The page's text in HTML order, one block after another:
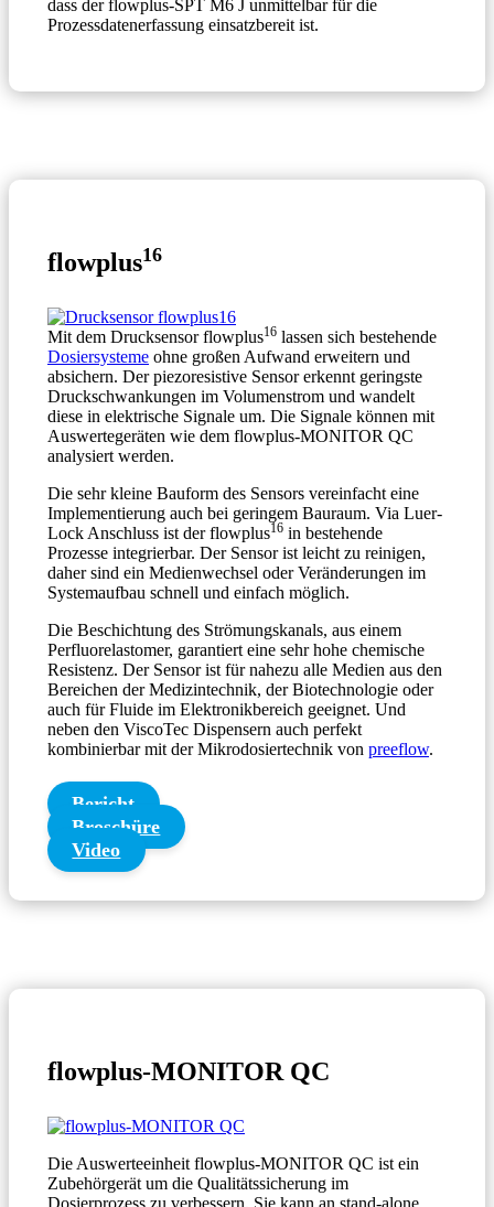
dass der flowplus-SPT M6 J unmittelbar für die
Prozessdatenerfassung einsatzbereit ist.
flowplus16
Mit dem Drucksensor flowplus16 lassen sich bestehende
Dosiersysteme ohne großen Aufwand erweitern und
absichern. Der piezoresistive Sensor erkennt geringste
Druckschwankungen im Volumenstrom und wandelt
diese in elektrische Signale um. Die Signale können mit
Auswertegeräten wie dem flowplus-MONITOR QC
analysiert werden.
Die sehr kleine Bauform des Sensors vereinfacht eine
Implementierung auch bei geringem Bauraum. Via Luer-
Lock Anschluss ist der flowplus16 in bestehende
Prozesse integrierbar. Der Sensor ist leicht zu reinigen,
daher sind ein Medienwechsel oder Veränderungen im
Systemaufbau schnell und einfach möglich.
Die Beschichtung des Strömungskanals, aus einem
Perfluorelastomer, garantiert eine sehr hohe chemische
Resistenz. Der Sensor ist für nahezu alle Medien aus den
Bereichen der Medizintechnik, der Biotechnologie oder
auch für Fluide im Elektronikbereich geeignet. Und
neben den ViscoTec Dispensern auch perfekt
kombinierbar mit der Mikrodosiertechnik von preeflow.
Bericht
Broschüre
Video
flowplus-MONITOR QC
Die Auswerteeinheit flowplus-MONITOR QC ist ein
Zubehörgerät um die Qualitätssicherung im
Dosierprozess zu verbessern. Sie kann an stand-alone